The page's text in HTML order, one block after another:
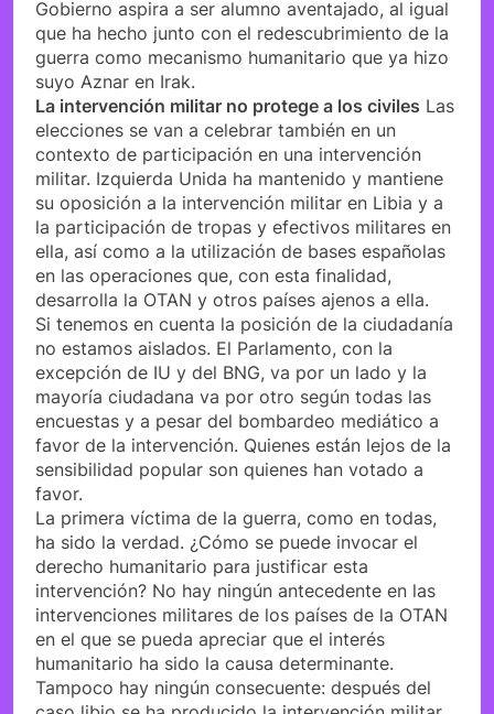
Gobierno aspira a ser alumno aventajado, al igual
que ha hecho junto con el redescubrimiento de la
guerra como mecanismo humanitario que ya hizo
suyo Aznar en Irak.
La intervención militar no protege a los civiles Las
elecciones se van a celebrar también en un
contexto de participación en una intervención
militar. Izquierda Unida ha mantenido y mantiene
su oposición a la intervención militar en Libia y a
la participación de tropas y efectivos militares en
ella, así como a la utilización de bases españolas
en las operaciones que, con esta finalidad,
desarrolla la OTAN y otros países ajenos a ella.
Si tenemos en cuenta la posición de la ciudadanía
no estamos aislados. El Parlamento, con la
excepción de IU y del BNG, va por un lado y la
mayoría ciudadana va por otro según todas las
encuestas y a pesar del bombardeo mediático a
favor de la intervención. Quienes están lejos de la
sensibilidad popular son quienes han votado a
favor.
La primera víctima de la guerra, como en todas,
ha sido la verdad. ¿Cómo se puede invocar el
derecho humanitario para justificar esta
intervención? No hay ningún antecedente en las
intervenciones militares de los países de la OTAN
en el que se pueda apreciar que el interés
humanitario ha sido la causa determinante.
Tampoco hay ningún consecuente: después del